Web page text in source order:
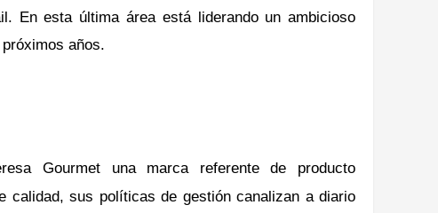
En esta última área está liderando un ambicioso
años.
Gourmet una marca referente de producto
calidad, sus políticas de gestión canalizan a diario